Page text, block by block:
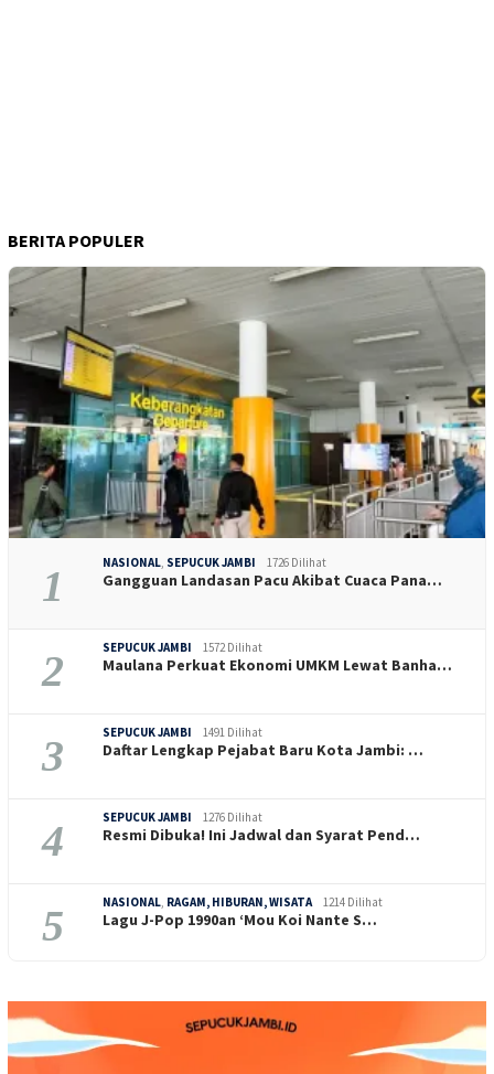
BERITA POPULER
1 NASIONAL, SEPUCUK JAMBI 1726 Dilihat
Gangguan Landasan Pacu Akibat Cuaca Pana…
2 SEPUCUK JAMBI 1572 Dilihat
Maulana Perkuat Ekonomi UMKM Lewat Banha…
3 SEPUCUK JAMBI 1491 Dilihat
Daftar Lengkap Pejabat Baru Kota Jambi: …
4 SEPUCUK JAMBI 1276 Dilihat
Resmi Dibuka! Ini Jadwal dan Syarat Pend…
5 NASIONAL, RAGAM, HIBURAN, WISATA 1214 Dilihat
Lagu J-Pop 1990an ‘Mou Koi Nante S…